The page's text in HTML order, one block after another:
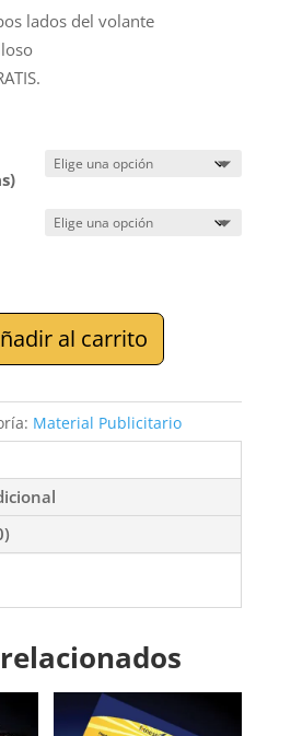
lados del volante
al carrito
Material Publicitario